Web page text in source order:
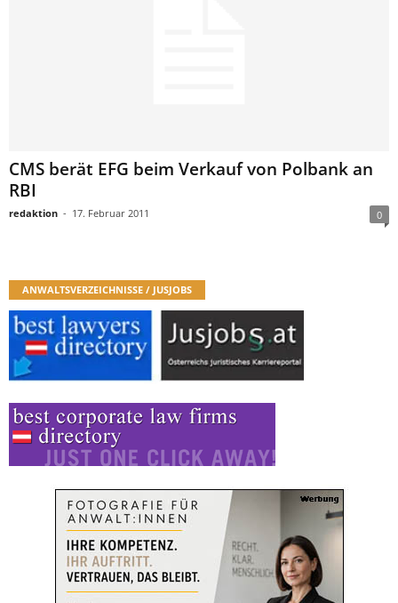
CMS berät EFG beim Verkauf von Polbank an
RBI
redaktion - 17. Februar 2011 0
ANWALTSVERZEICHNISSE / JUSJOBS